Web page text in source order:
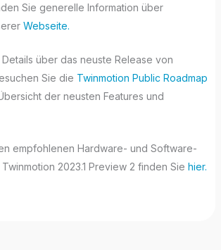
Sie generelle Information über
Webseite.
über das neuste Release von
Sie die Twinmotion Public Roadmap
der neusten Features und
empfohlenen Hardware- und Software-
2023.1 Preview 2 finden Sie hier.